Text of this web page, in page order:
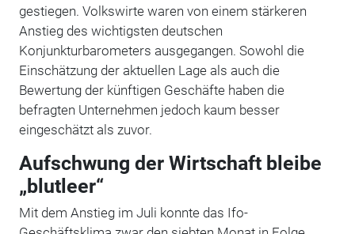
gestiegen. Volkswirte waren von einem stärkeren
Anstieg des wichtigsten deutschen
Konjunkturbarometers ausgegangen. Sowohl die
Einschätzung der aktuellen Lage als auch die
Bewertung der künftigen Geschäfte haben die
befragten Unternehmen jedoch kaum besser
eingeschätzt als zuvor.
Aufschwung der Wirtschaft bleibe
„blutleer“
Mit dem Anstieg im Juli konnte das Ifo-